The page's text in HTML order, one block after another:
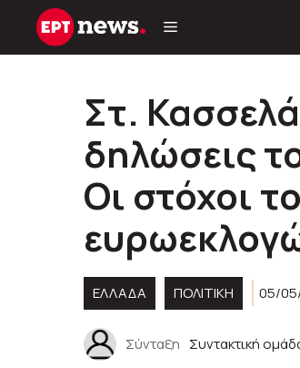
Μετάβαση
Στ.
δηλώσεις
Οι στόχοι
ΕΛΛΑΔΑ ΠΟΛΙΤΙΚΉ 05/
Σύνταξη Συντακτική